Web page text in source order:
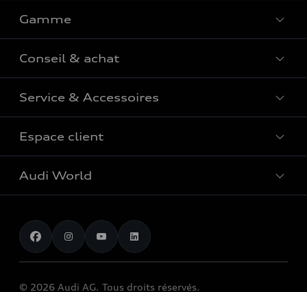
Gamme
Tous les modèles
Comparer les modèles
Modèles électriques
Hybrides plug-in
Conseil & achat
Offres du moment
Configurateur
Véhicules neufs disponibles
Clients professionnels
Service & Accessoires
Accessoires d'origine Audi
Audi Services
Services numériques Audi
myAudi
Garantie & assistance
Espace client
Contact
Demande d'essai
Audi World
Stories of Progress
Audi quattro Cup
© 2026 Audi AG. Tous droits réservés.